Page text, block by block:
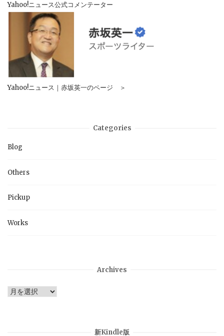
Yahoo!ニュース公式コメンテーター
Yahoo!ニュース｜赤坂英一のページ ＞
Categories
Blog
Others
Pickup
Works
Archives
Archives
新Kindle版